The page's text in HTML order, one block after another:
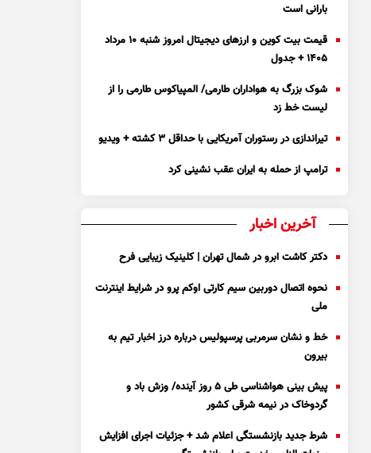
بارانی است
قیمت بیت کوین و ارز‌های دیجیتال امروز شنبه ۱۰ مرداد
۱۴۰۵ + جدول
شوک بزرگ به هواداران طارمی/ المپیاکوس طارمی را از
لیست خط زد
تیراندازی در رستوران آمریکایی با حداقل ۳ کشته + ویدیو
ترامپ از حمله به ایران عقب نشینی کرد
آخرین اخبار
دکتر کاشت ابرو در شمال تهران | کلینیک زیبایی فرح
نحوه اتصال دوربین سیم کارتی اوکم پرو در شرایط اینترنت
ملی
خط و نشان سرمربی پرسپولیس درباره درز اخبار تیم به
بیرون
پیش بینی هواشناسی طی ۵ روز آینده/ وزش باد و
گردوخاک در نیمه شرقی کشور
شرط جدید بازنشستگی اعلام شد + جزئیات اجرای افزایش